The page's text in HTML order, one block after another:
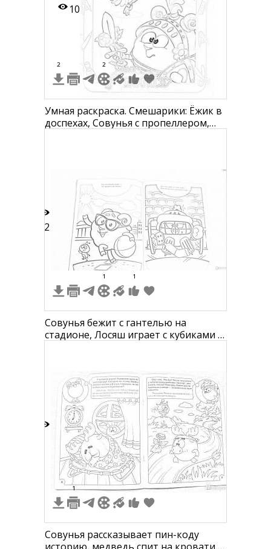
10
2 2
Умная раскраска. Смешарики: Ёжик в
доспехах, Совунья с пропеллером,
12
1 1
Совунья бежит с гантелью на
стадионе, Лосяш играет с кубиками в
1
Совунья рассказывает пин-коду